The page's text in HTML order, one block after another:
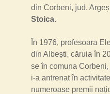
din Corbeni, jud.
Stoica.
În 1976, profesoara
din Albești, căruia în
se în comuna
i-a antrenat în
numeroase premii